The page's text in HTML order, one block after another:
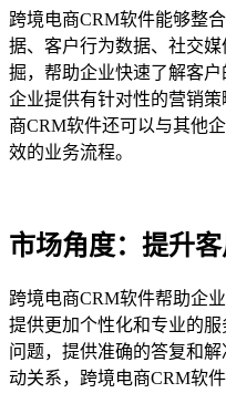
跨境电商CRM软件能够整
据、客户行为数据、社交
掘，帮助企业快速了解客
企业提供有针对性的营销
商CRM软件还可以与其他
效的业务流程。
市场角度：提升
跨境电商CRM软件帮助企
提供更加个性化和专业的
问题，提供准确的答复和
动关系，跨境电商CRM软